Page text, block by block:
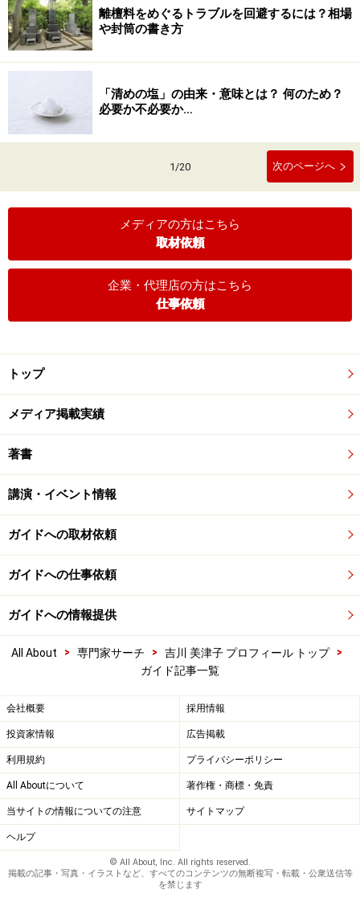
離檀料をめぐるトラブルを回避するには？相場
や封筒の書き方
「清めの塩」の由来・意味とは？ 何のため？
必要か不必要か…
1/20 次のページへ
メディアの方はこちら
取材依頼
企業・代理店の方はこちら
仕事依頼
トップ
メディア掲載実績
著書
講演・イベント情報
ガイドへの取材依頼
ガイドへの仕事依頼
ガイドへの情報提供
All About > 専門家サーチ > 吉川 美津子 プロフィール トップ
>
ガイド記事一覧
会社概要 採用情報
投資家情報 広告掲載
利用規約 プライバシーポリシー
All Aboutについて 著作権・商標・免責
当サイトの情報についての注意 サイトマップ
ヘルプ
© All About, Inc. All rights reserved.
掲載の記事・写真・イラストなど、すべてのコンテンツの無断複写・転載・公衆送信等
を禁じます